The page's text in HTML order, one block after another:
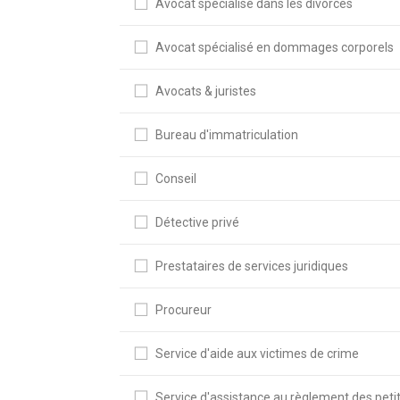
Avocat spécialisé dans les divorces
Avocat spécialisé en dommages corporels
Avocats & juristes
Bureau d'immatriculation
Conseil
Détective privé
Prestataires de services juridiques
Procureur
Service d'aide aux victimes de crime
Service d'assistance au règlement des